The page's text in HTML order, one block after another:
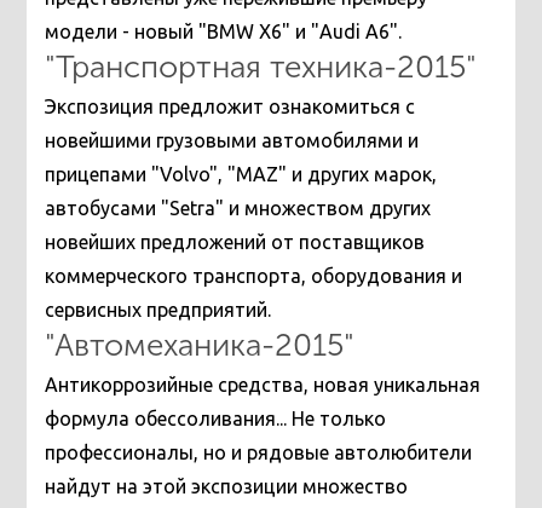
модели - новый "BMW X6" и "Audi A6".
"Транспортная техника-2015"
Экспозиция предложит ознакомиться с
новейшими грузовыми автомобилями и
прицепами "Volvo", "MAZ" и других марок,
автобусами "Setra" и множеством других
новейших предложений от поставщиков
коммерческого транспорта, оборудования и
сервисных предприятий.
"Автомеханика-2015"
Антикоррозийные средства, новая уникальная
формула обессоливания... Не только
профессионалы, но и рядовые автолюбители
найдут на этой экспозиции множество